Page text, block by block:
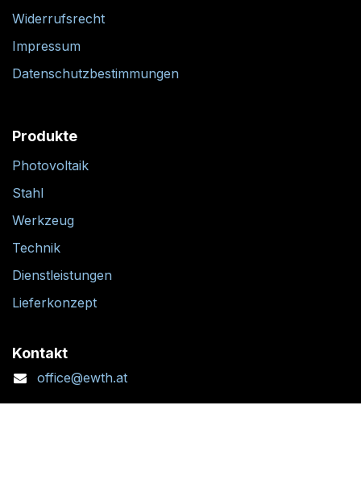
Widerrufsrecht
Impressum
Datenschutzbestimmungen
Produkte
Photovoltaik
Stahl
Werkzeug
Technik
Dienstleistungen
Lieferkonzept
Kontakt
office@ewth.at